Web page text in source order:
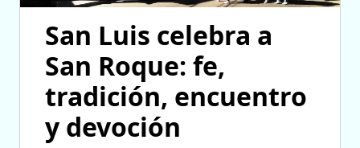
San Luis celebra a
San Roque: fe,
tradición, encuentro
y devoción